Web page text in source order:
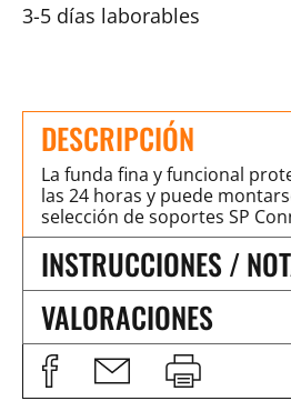
3-5 días laborables
DESCRIPCIÓN
La funda fina y funcional
las 24 horas y puede
selección de soportes SP
INSTRUCCIONES /
VALORACIONES